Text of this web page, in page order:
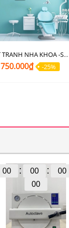
SET TRANH NHA KHOA -SET 44A
750.000₫ -25%
00 : 00 : 00
00